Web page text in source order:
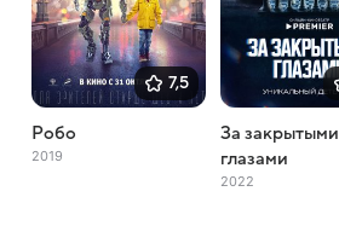
7,5
Робо
2019
За закрытыми
глазами
2022